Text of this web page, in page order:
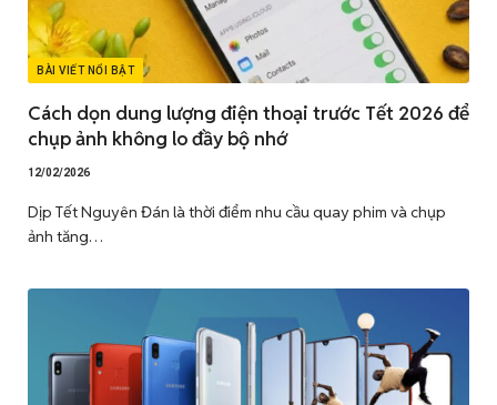
BÀI VIẾT NỔI BẬT
Cách dọn dung lượng điện thoại trước Tết 2026 để
chụp ảnh không lo đầy bộ nhớ
12/02/2026
Dịp Tết Nguyên Đán là thời điểm nhu cầu quay phim và chụp
ảnh tăng…